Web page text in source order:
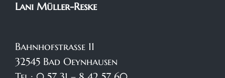
Lani Müller-Reske
Bahnhofstraße 11
32545 Bad Oeynhausen